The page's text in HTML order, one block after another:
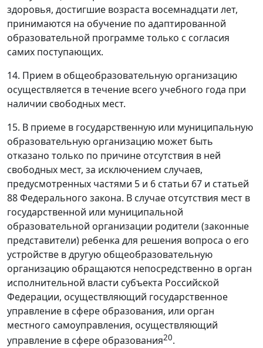
здоровья, достигшие возраста восемнадцати лет,
принимаются на обучение по адаптированной
образовательной программе только с согласия
самих поступающих.
14. Прием в общеобразовательную организацию
осуществляется в течение всего учебного года при
наличии свободных мест.
15. В приеме в государственную или муниципальную
образовательную организацию может быть
отказано только по причине отсутствия в ней
свободных мест, за исключением случаев,
предусмотренных частями 5 и 6 статьи 67 и статьей
88 Федерального закона. В случае отсутствия мест в
государственной или муниципальной
образовательной организации родители (законные
представители) ребенка для решения вопроса о его
устройстве в другую общеобразовательную
организацию обращаются непосредственно в орган
исполнительной власти субъекта Российской
Федерации, осуществляющий государственное
управление в сфере образования, или орган
местного самоуправления, осуществляющий
управление в сфере образования20.